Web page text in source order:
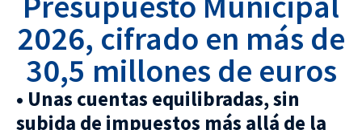
2026, cifrado en más de
30,5 millones de euros
• Unas cuentas equilibradas, sin
subida de impuestos más allá de la